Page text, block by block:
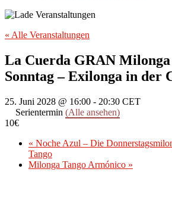
« Alle Veranstaltungen
La Cuerda GRAN Milonga
Sonntag – Exilonga in der
25. Juni 2028 @ 16:00 - 20:30 CET
Serientermin (Alle ansehen)
10€
« Noche Azul – Die
Tango
Milonga Tango Armónico »